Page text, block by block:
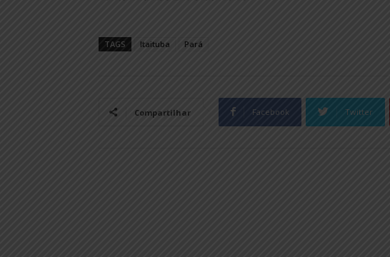
TAGS Itaituba Pará
Compartilhar Facebook Twitter